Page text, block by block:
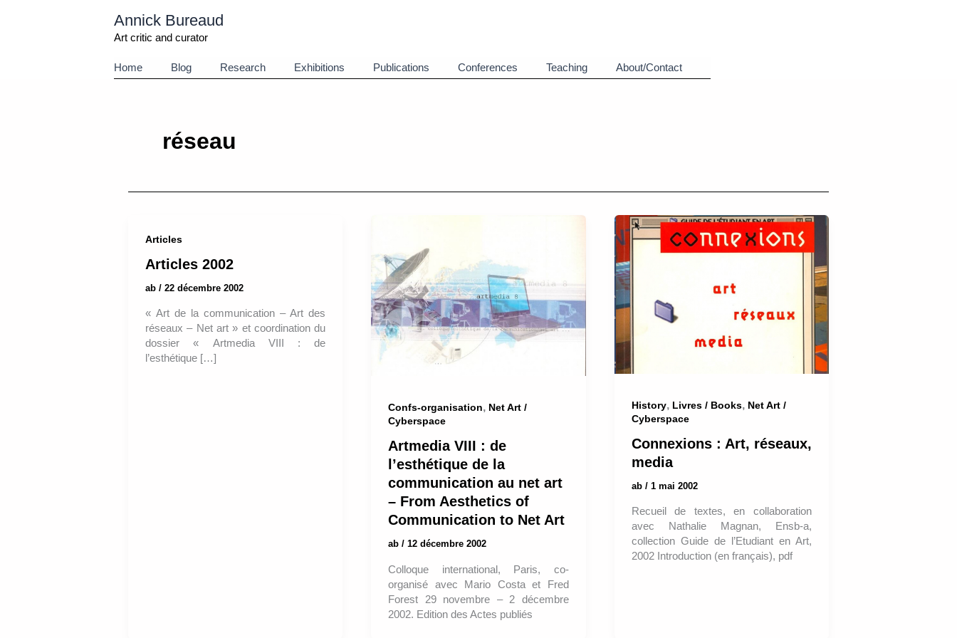
Annick Bureaud
Art critic and curator
Home Blog Research Exhibitions Publications Conferences Teaching About/Contact
réseau
Articles
Articles 2002
ab / 22 décembre 2002
« Art de la communication – Art des
réseaux – Net art » et coordination du
dossier « Artmedia VIII : de
l’esthétique […]
Confs-organisation, Net Art /
Cyberspace
Artmedia VIII : de
l’esthétique de la
communication au net art
– From Aesthetics of
Communication to Net Art
ab/12 décembre 2002
Colloque international, Paris, co-
organisé avec Mario Costa et Fred
Forest 29 novembre – 2 décembre
2002. Edition des Actes publiés
History, Livres / Books, Net Art /
Cyberspace
Connexions : Art, réseaux,
media
ab / 1 mai 2002
Recueil de textes, en collaboration
avec Nathalie Magnan, Ensb-a,
collection Guide de l’Etudiant en Art,
2002 Introduction (en français), pdf